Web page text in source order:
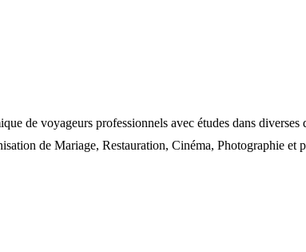
de voyageurs professionnels avec études dans
de Mariage, Restauration, Cinéma, Photographie et